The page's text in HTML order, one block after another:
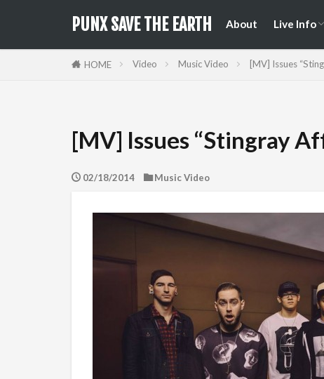
PUNX SAVE THE EARTH About Live Info
HOME Video Music Video [MV] Issues
[MV] Issues “Stingray
02/18/2014 Music Video